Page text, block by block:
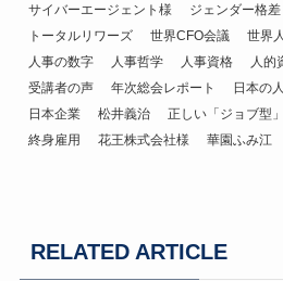
サイバーエージェント様
ジェンダー格差
トータルリワーズ
世界CFO会議 世界
人事の数字
人事哲学 人事資格 人的
受講者の声
年次総会レポート
日本の
日本企業
松井義治 正しい「ジョブ型」
終身雇用
花王株式会社様 華園ふみ江
RELATED ARTICLE